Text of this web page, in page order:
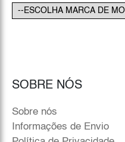
SOBRE NÓS
Sobre nós
Informações de Envio